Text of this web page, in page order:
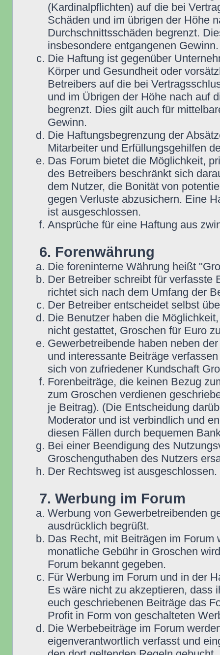
(Kardinalpflichten) auf die bei
Schäden und im übrigen der Höhe
Durchschnittsschäden begrenzt.
insbesondere entgangenen Gewinn.
Die Haftung ist gegenüber
Körper und Gesundheit oder
Betreibers auf die bei
und im Übrigen der Höhe nach auf
begrenzt. Dies gilt auch für
Gewinn.
Die Haftungsbegrenzung der
Mitarbeiter und Erfüllungsgehilfen
Das Forum bietet die Möglichkeit,
des Betreibers beschränkt sich
dem Nutzer, die Bonität von
gegen Verluste abzusichern. Eine
ist ausgeschlossen.
Ansprüche für eine Haftung aus
6. Forenwährung
Die foreninterne Währung heißt
Der Betreiber schreibt für verfasste
richtet sich nach dem Umfang der
Der Betreiber entscheidet selbst
Die Benutzer haben die
nicht gestattet, Groschen für Euro
Gewerbetreibende haben neben
und interessante Beiträge
sich von zufriedener Kundschaft
Forenbeiträge, die keinen Bezug
zum Groschen verdienen
je Beitrag). (Die Entscheidung
Moderator und ist verbindlich und
diesen Fällen durch bequemen
Bei einer Beendigung des
Groschenguthaben des Nutzers
Der Rechtsweg ist ausgeschlossen.
7. Werbung im Forum
Werbung von Gewerbetreibenden
ausdrücklich begrüßt.
Das Recht, mit Beiträgen im
monatliche Gebühr in Groschen
Forum bekannt gegeben.
Für Werbung im Forum und in der
Es wäre nicht zu akzeptieren, dass
euch geschriebenen Beiträge das
Profit in Form von geschalteten
Die Werbebeiträge im Forum
eigenverantwortlich verfasst und